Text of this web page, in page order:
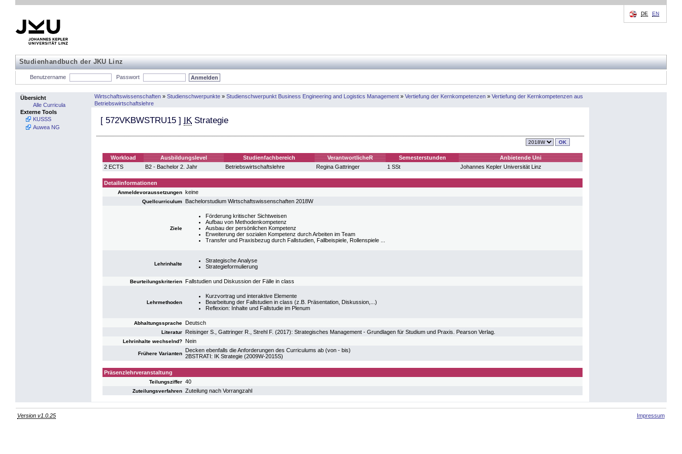
Studienhandbuch der JKU Linz
DE EN
Benutzername Passwort
Übersicht
Alle Curricula
Externe Tools
KUSSS
Auwea NG
Wirtschaftswissenschaften » Studienschwerpunkte » Studienschwerpunkt Business Engineering and Logistics Management » Vertiefung der Kernkompetenzen » Vertiefung der Kernkompetenzen aus
Betriebswirtschaftslehre
[ 572VKBWSTRU15 ] IK Strategie
Workload Ausbildungslevel Studienfachbereich VerantwortlicheR Semesterstunden
Anbietende Uni
2 ECTS
B2 - Bachelor 2. Jahr Betriebswirtschaftslehre Regina Gattringer 1 SSt Johannes Kepler Universität Linz
Detailinformationen
Anmeldevoraussetzungen keine
Quellcurriculum Bachelorstudium Wirtschaftswissenschaften 2018W
Ziele
Förderung kritischer Sichtweisen
Aufbau von Methodenkompetenz
Ausbau der persönlichen Kompetenz
Erweiterung der sozialen Kompetenz durch Arbeiten im Team
Transfer und Praxisbezug durch Fallstudien, Fallbeispiele, Rollenspiele ...
Lehrinhalte
Strategische Analyse
Strategieformulierung
Beurteilungskriterien Fallstudien und Diskussion der Fälle in class
Lehrmethoden
Kurzvortrag und interaktive Elemente
Bearbeitung der Fallstudien in class (z.B. Präsentation, Diskussion,...)
Reflexion: Inhalte und Fallstudie im Plenum
Abhaltungssprache Deutsch
Literatur Reisinger S., Gattringer R., Strehl F. (2017): Strategisches Management - Grundlagen für Studium und Praxis. Pearson Verlag.
Lehrinhalte wechselnd? Nein
Frühere Varianten
Decken ebenfalls die Anforderungen des Curriculums ab (von - bis)
2BSTRATI: IK Strategie (2009W-2015S)
Präsenzlehrveranstaltung
Teilungsziffer 40
Zuteilungsverfahren Zuteilung nach Vorrangzahl
Version v1.0.25 Impressum